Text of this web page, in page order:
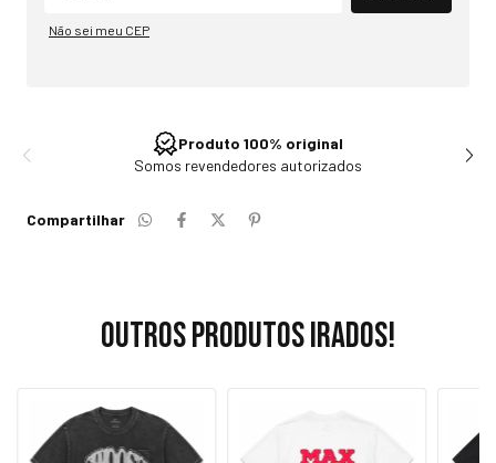
Não sei meu CEP
Produto 100% original
Somos revendedores autorizados
Compartilhar
Outros produtos irados!